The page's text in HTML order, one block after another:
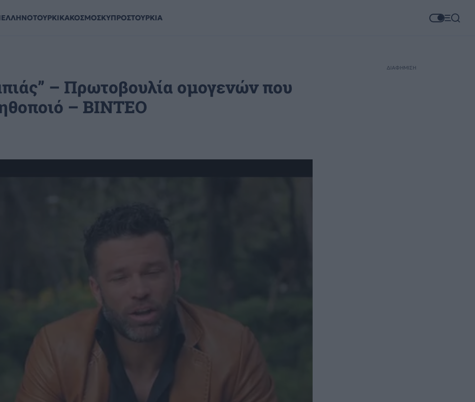
ΕΛΛΗΝΟΤΟΥΡΚΙΚΑΚΟΣΜΟΣΚΥΠΡΟΣΤΟΥΡΚΙΑ
– Πρωτοβουλία ομογενών που
– ΒΙΝΤΕΟ
ΔΙΑΦΗΜΙΣΗ